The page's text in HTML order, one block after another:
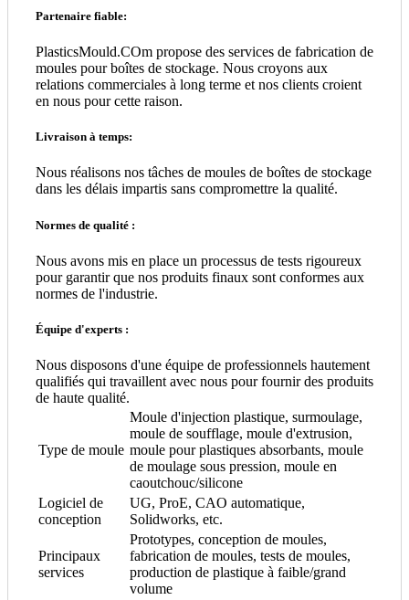
Partenaire fiable:
PlasticsMould.COm propose des services de fabrication de
moules pour boîtes de stockage. Nous croyons aux
relations commerciales à long terme et nos clients croient
en nous pour cette raison.
Livraison à temps:
Nous réalisons nos tâches de moules de boîtes de stockage
dans les délais impartis sans compromettre la qualité.
Normes de qualité :
Nous avons mis en place un processus de tests rigoureux
pour garantir que nos produits finaux sont conformes aux
normes de l'industrie.
Équipe d'experts :
Nous disposons d'une équipe de professionnels hautement
qualifiés qui travaillent avec nous pour fournir des produits
de haute qualité.
Type de moule
Moule d'injection plastique, surmoulage,
moule de soufflage, moule d'extrusion,
moule pour plastiques absorbants, moule
de moulage sous pression, moule en
caoutchouc/silicone
Logiciel de
conception
UG, ProE, CAO automatique,
Solidworks, etc.
Principaux
services
Prototypes, conception de moules,
fabrication de moules, tests de moules,
production de plastique à faible/grand
volume